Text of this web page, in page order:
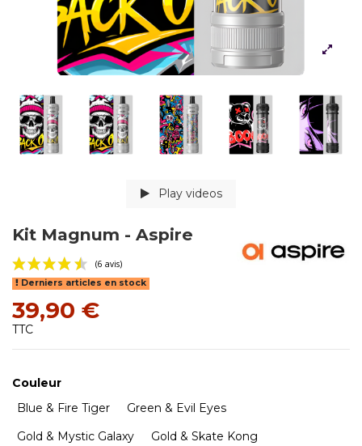
Play videos
Kit Magnum - Aspire
Derniers articles en stock
39,90 €
TTC
Couleur
Blue & Fire Tiger
Green & Evil Eyes
Gold & Mystic Galaxy
Gold & Skate Kong